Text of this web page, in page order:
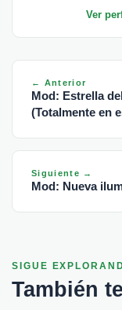
Ver
← Anterior
Mod: Estrella
(Totalmente en
Siguiente →
Mod: Nueva
SIGUE
También